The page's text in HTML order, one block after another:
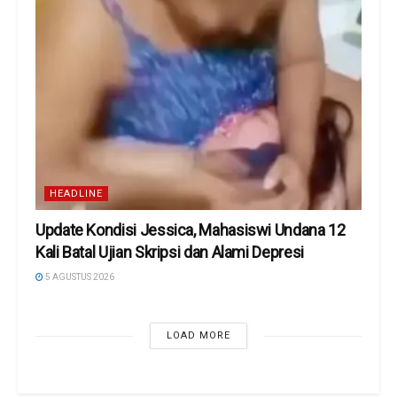
HEADLINE
Update Kondisi Jessica, Mahasiswi Undana 12
Kali Batal Ujian Skripsi dan Alami Depresi
5 AGUSTUS 2026
LOAD MORE